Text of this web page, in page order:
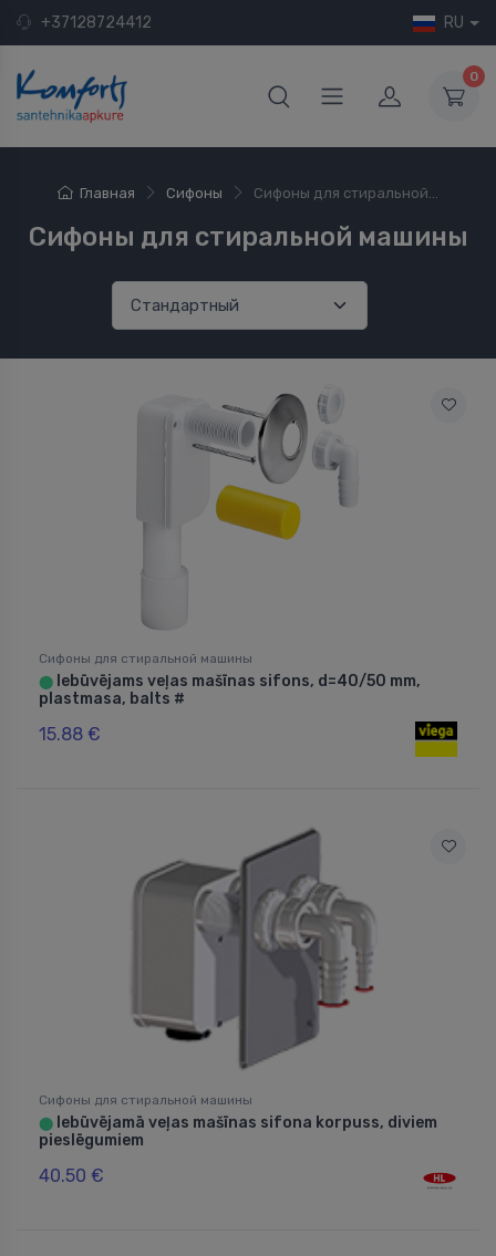
+37128724412 RU
0
Главная Сифоны Сифоны для стиральной...
Сифоны для стиральной машины
Сифоны для стиральной машины
⬤ Iebūvējams veļas mašīnas sifons, d=40/50 mm,
plastmasa, balts #
15.88 €
Сифоны для стиральной машины
⬤ Iebūvējamā veļas mašīnas sifona korpuss, diviem
pieslēgumiem
40.50 €